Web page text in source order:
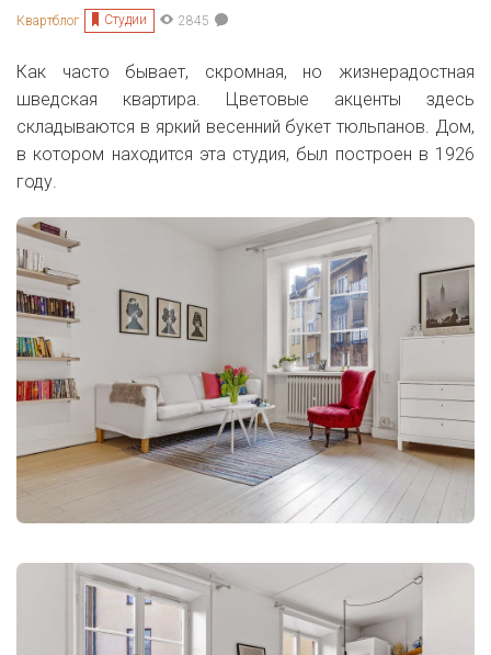
Квартблог Студии 2845
Как часто бывает, скромная, но жизнерадостная
шведская квартира. Цветовые акценты здесь
складываются в яркий весенний букет тюльпанов. Дом,
в котором находится эта студия, был построен в 1926
году.